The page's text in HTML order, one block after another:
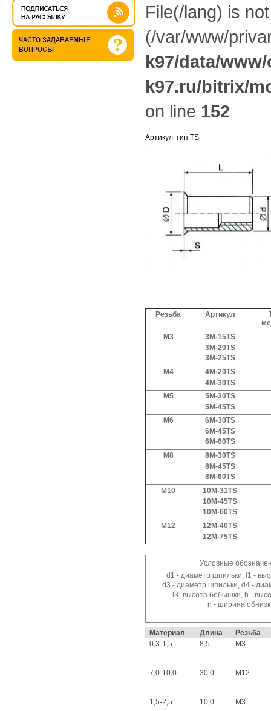
File(/lang) is
(/var/www/
k97/data/
k97.ru/bitrix/
on line 152
Артикул тип TS
Резьба Артикул
M3
3M-15TS
3M-20TS
3M-25TS
M4
4M-20TS
4M-30TS
M5
5M-30TS
5M-45TS
M6
6M-30TS
6M-45TS
6M-60TS
M8
8M-30TS
8M-45TS
8M-60TS
M10
10M-31TS
10M-45TS
10M-60TS
M12
12M-40TS
12M-75TS
Условные
d1 - диаметр шпильки, l1 -
d3 - диаметр шпильки, d4 -
l3- высота бобышки, h -
n - ширина
Материал Длина
Резьба
0,3-1,5
8,5 M3
7,0-10,0 30,0 M12
1,5-2,5 10,0 M3
Город:
Комментарий:
the allowed path(s): (/var/www/
k97/data/www/old.privarka-
k97.ru/bitrix/modules/main/lib/